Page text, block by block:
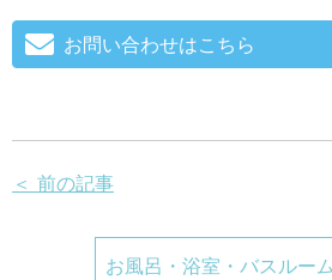
お問い合わせはこちら
＜ 前の記事
お風呂・浴室・バスルー